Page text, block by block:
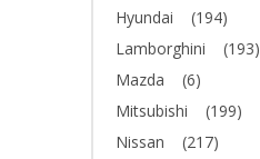
Hyundai
(194)
Lamborghini
(193)
Mazda
(6)
Mitsubishi
(199)
Nissan
(217)